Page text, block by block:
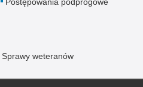
Sprawy weteranów